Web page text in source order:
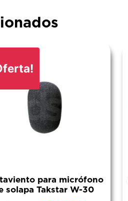
para micrófono
solapa Takstar W-30